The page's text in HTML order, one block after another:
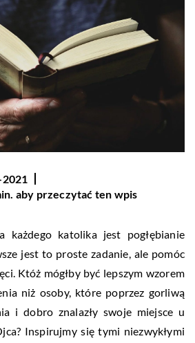
aby przeczytać ten wpis
każdego katolika jest pogłębianie
jest to proste zadanie, ale pomóc
Któż mógłby być lepszym wzorem
niż osoby, które poprzez gorliwą
i dobro znalazły swoje miejsce u
Inspirujmy się tymi niezwykłymi